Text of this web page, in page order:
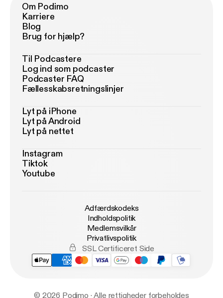
Om Podimo
Karriere
Blog
Brug for hjælp?
Til Podcastere
Log ind som podcaster
Podcaster FAQ
Fællesskabsretningslinjer
Lyt på iPhone
Lyt på Android
Lyt på nettet
Instagram
Tiktok
Youtube
Adfærdskodeks
Indholdspolitik
Medlemsvilkår
Privatlivspolitik
SSL Certificeret Side
© 2026 Podimo · Alle rettigheder forbeholdes